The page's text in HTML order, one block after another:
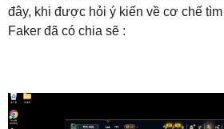
đây, khi được hỏi ý kiến về cơ chế tìm
Faker đã có chia sẽ :